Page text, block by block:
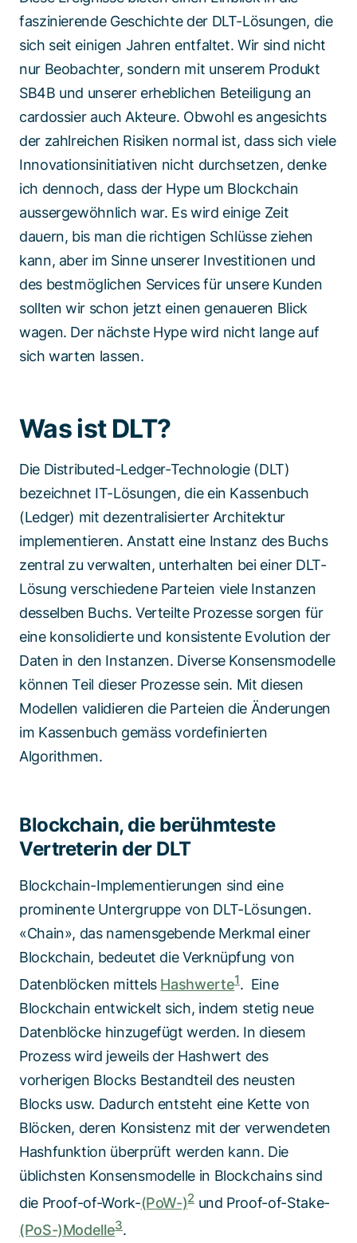
faszinierende Geschichte der DLT-Lösungen, die
sich seit einigen Jahren entfaltet. Wir sind nicht
nur Beobachter, sondern mit unserem Produkt
SB4B und unserer erheblichen Beteiligung an
cardossier auch Akteure. Obwohl es angesichts
der zahlreichen Risiken normal ist, dass sich viele
Innovationsinitiativen nicht durchsetzen, denke
ich dennoch, dass der Hype um Blockchain
aussergewöhnlich war. Es wird einige Zeit
dauern, bis man die richtigen Schlüsse ziehen
kann, aber im Sinne unserer Investitionen und
des bestmöglichen Services für unsere Kunden
sollten wir schon jetzt einen genaueren Blick
wagen. Der nächste Hype wird nicht lange auf
sich warten lassen.
Was ist DLT?
Die Distributed-Ledger-Technologie (DLT)
bezeichnet IT-Lösungen, die ein Kassenbuch
(Ledger) mit dezentralisierter Architektur
implementieren. Anstatt eine Instanz des Buchs
zentral zu verwalten, unterhalten bei einer DLT-
Lösung verschiedene Parteien viele Instanzen
desselben Buchs. Verteilte Prozesse sorgen für
eine konsolidierte und konsistente Evolution der
Daten in den Instanzen. Diverse Konsensmodelle
können Teil dieser Prozesse sein. Mit diesen
Modellen validieren die Parteien die Änderungen
im Kassenbuch gemäss vordefinierten
Algorithmen.
Blockchain, die berühmteste
Vertreterin der DLT
Blockchain-Implementierungen sind eine
prominente Untergruppe von DLT-Lösungen.
«Chain», das namensgebende Merkmal einer
Blockchain, bedeutet die Verknüpfung von
Datenblöcken mittels Hashwerte1. Eine
Blockchain entwickelt sich, indem stetig neue
Datenblöcke hinzugefügt werden. In diesem
Prozess wird jeweils der Hashwert des
vorherigen Blocks Bestandteil des neusten
Blocks usw. Dadurch entsteht eine Kette von
Blöcken, deren Konsistenz mit der verwendeten
Hashfunktion überprüft werden kann. Die
üblichsten Konsensmodelle in Blockchains sind
die Proof-of-Work-(PoW-)2 und Proof-of-Stake-
(PoS-)Modelle3.